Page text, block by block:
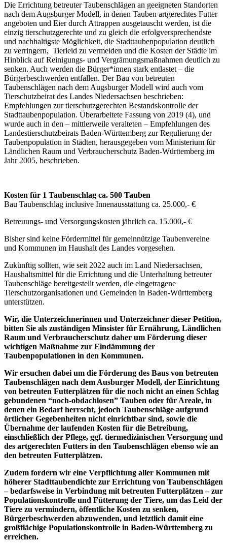
Die Errichtung betreuter Taubenschlägen an geeigneten Standorten
nach dem Augsburger Modell, in denen Tauben artgerechtes Futter
angeboten und Eier durch Attrappen ausgetauscht werden, ist die
einzig tierschutzgerechte und zu gleich die erfolgversprechendste
und nachhaltigste Möglichkeit, die Stadttaubenpopulation deutlich
zu verringern, Tierleid zu vermeiden und die Kosten der Städte im
Hinblick auf Reinigungs- und Vergrämungsmaßnahmen deutlich zu
senken. Auch werden die Bürger*innen stark entlastet – die
Bürgerbeschwerden entfallen. Der Bau von betreuten
Taubenschlägen nach dem Augsburger Modell wird auch vom
Tierschutzbeirat des Landes Niedersachsen beschrieben:
Empfehlungen zur tierschutzgerechten Bestandskontrolle der
Stadttaubenpopulation. Überarbeitete Fassung von 2019 (4), und
wurde auch in den – mittlerweile veralteten – Empfehlungen des
Landestierschutzbeirats Baden-Württemberg zur Regulierung der
Taubenpopulation in Städten, herausgegeben vom Ministerium für
Ländlichen Raum und Verbraucherschutz Baden-Württemberg im
Jahr 2005, beschrieben.
Kosten für 1 Taubenschlag ca. 500 Tauben
Bau Taubenschlag inclusive Innenausstattung ca. 25.000,- €
Betreuungs- und Versorgungskosten jährlich ca. 15.000,- €
Bisher sind keine Fördermittel für gemeinnützige Taubenvereine
und Kommunen im Haushalt des Landes vorgesehen.
Zukünftig sollten, wie seit 2022 auch im Land Niedersachsen,
Haushaltsmittel für die Errichtung und die Unterhaltung betreuter
Taubenschläge bereitgestellt werden, die eingetragene
Tierschutzorganisationen und Gemeinden in Baden-Württemberg
unterstützen.
Wir, die Unterzeichnerinnen und Unterzeichner dieser Petition,
bitten Sie als zuständigen Minsister für Ernährung, Ländlichen
Raum und Verbraucherschutz daher um Förderung dieser
wichtigen Maßnahme zur Eindämmung der
Taubenpopulationen in den Kommunen.
Wir ersuchen dabei um die Förderung des Baus von betreuten
Taubenschlägen nach dem Ausburger Modell, der Einrichtung
von betreuten Futterplätzen für die noch nicht an einen Schlag
gebundenen “noch-obdachlosen” Tauben oder für Areale, in
denen ein Bedarf herrscht, jedoch Taubenschläge aufgrund
örtlicher Gegebenheiten nicht einrichtbar sind, sowie die
Übernahme der laufenden Kosten für die Betreibung,
einschließlich der Pflege, ggf. tiermedizinischen Versorgung und
des artgerechten Futters in den Taubenschlägen ebenso wie an
den betreuten Futterplätzen.
Zudem fordern wir eine Verpflichtung aller Kommunen mit
höherer Stadttaubendichte zur Errichtung von Taubenschlägen
– bedarfsweise in Verbindung mit betreuten Futterplätzen – zur
Populationskontrolle und Fütterung der Tiere, um das Leid der
Tiere zu vermindern, öffentliche Kosten zu senken,
Bürgerbeschwerden abzuwenden, und letztlich damit eine
großflächige Populationskontrolle in Baden-Württemberg zu
erreichen.